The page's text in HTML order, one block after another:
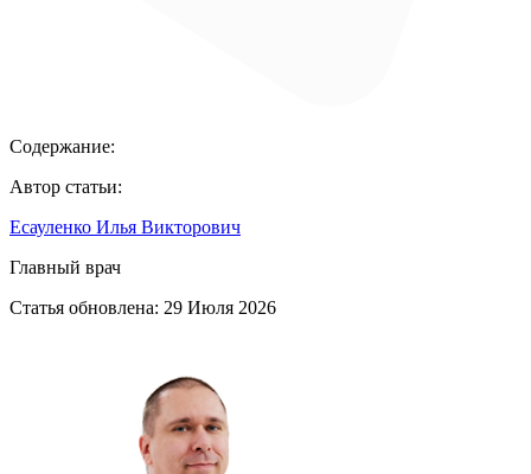
Содержание:
Автор статьи:
Есауленко Илья Викторович
Главный врач
Статья обновлена: 29 Июля 2026